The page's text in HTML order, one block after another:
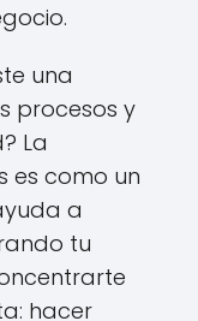
una
procesos y
La
es como un
a
tu
hacer